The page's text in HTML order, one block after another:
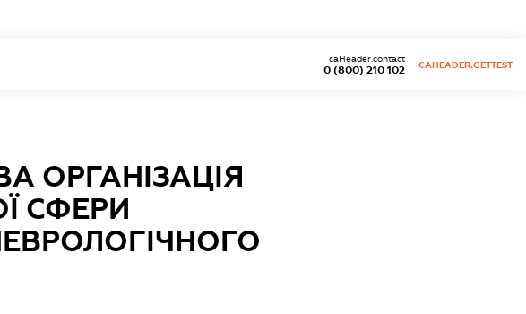
0 (800) 210 102
caHeader.contact
CAHEADER.GETTEST
ОРГАНІЗАЦІЯ
СФЕРИ